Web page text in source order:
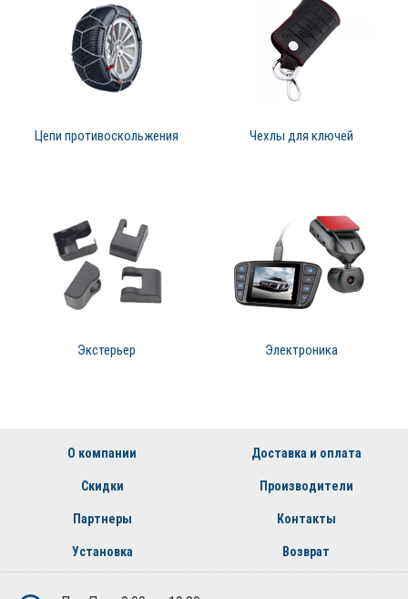
Цепи противоскольжения Чехлы для ключей
Экстерьер Электроника
О компании Доставка и оплата
Скидки Производители
Партнеры Контакты
Установка Возврат